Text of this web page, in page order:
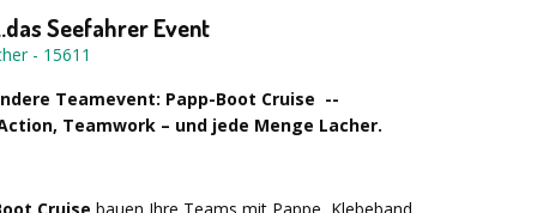
des schroffen Berges, durchzogen von zahlreichen
diese einmalig spannende Geocaching-Tour mitten
Klettergebiete der Sächsischen Schweiz, wo
zahlreiche Spuren stein- und bronzezeitlicher
All das erlebst du im Rahmen der Suche nach einem
jeder auf seine Kosten.mit Aufgaben und Ausrüstung –
Seefahrer Event
- 15611
Teamevent: Papp-Boot Cruise --
Teamwork – und jede Menge Lacher.